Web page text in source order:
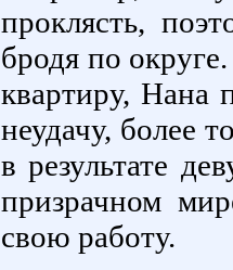
проклясть,
бродя по
квартиру, Нана
неудачу, более
в результате
призрачном
свою работу.